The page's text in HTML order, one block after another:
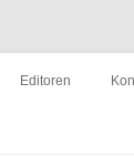
Inhalt
Editoren